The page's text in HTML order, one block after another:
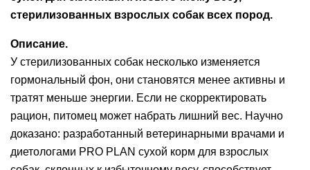
стерилизованных взрослых собак всех пород.
Описание.
У стерилизованных собак несколько изменяется
гормональный фон, они становятся менее активны и
тратят меньше энергии. Если не скорректировать
рацион, питомец может набрать лишний вес. Научно
доказано: разработанный ветеринарными врачами и
диетологами PRO PLAN сухой корм для взрослых